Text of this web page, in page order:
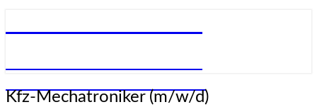
Kfz-
Kfz-Mechatroniker (m/w/d)